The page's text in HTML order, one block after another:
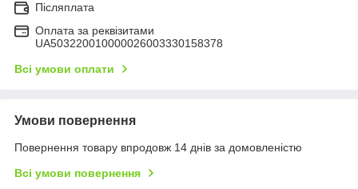
Післяплата
Оплата за реквізитами
UA503220010000026003330158378
Всі умови оплати
Умови повернення
Повернення товару впродовж 14 днів за домовленістю
Всі умови повернення